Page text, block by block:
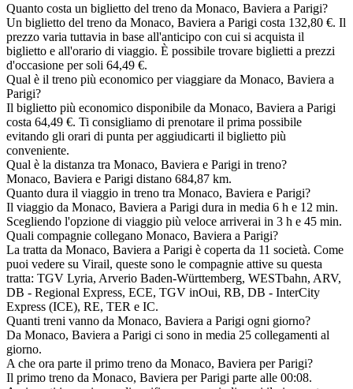
Quanto costa un biglietto del treno da Monaco, Baviera a Parigi?
Un biglietto del treno da Monaco, Baviera a Parigi costa 132,80 €. Il
prezzo varia tuttavia in base all'anticipo con cui si acquista il
biglietto e all'orario di viaggio. È possibile trovare biglietti a prezzi
d'occasione per soli 64,49 €.
Qual è il treno più economico per viaggiare da Monaco, Baviera a
Parigi?
Il biglietto più economico disponibile da Monaco, Baviera a Parigi
costa 64,49 €. Ti consigliamo di prenotare il prima possibile
evitando gli orari di punta per aggiudicarti il biglietto più
conveniente.
Qual è la distanza tra Monaco, Baviera e Parigi in treno?
Monaco, Baviera e Parigi distano 684,87 km.
Quanto dura il viaggio in treno tra Monaco, Baviera e Parigi?
Il viaggio da Monaco, Baviera a Parigi dura in media 6 h e 12 min.
Scegliendo l'opzione di viaggio più veloce arriverai in 3 h e 45 min.
Quali compagnie collegano Monaco, Baviera a Parigi?
La tratta da Monaco, Baviera a Parigi è coperta da 11 società. Come
puoi vedere su Virail, queste sono le compagnie attive su questa
tratta: TGV Lyria, Arverio Baden-Württemberg, WESTbahn, ARV,
DB - Regional Express, ECE, TGV inOui, RB, DB - InterCity
Express (ICE), RE, TER e IC.
Quanti treni vanno da Monaco, Baviera a Parigi ogni giorno?
Da Monaco, Baviera a Parigi ci sono in media 25 collegamenti al
giorno.
A che ora parte il primo treno da Monaco, Baviera per Parigi?
Il primo treno da Monaco, Baviera per Parigi parte alle 00:08.